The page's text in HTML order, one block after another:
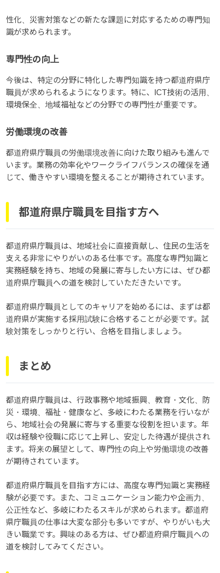
性化、災害対策などの新たな課題に対応するための専門知
識が求められます。
専門性の向上
今後は、特定の分野に特化した専門知識を持つ都道府県庁
職員が求められるようになります。特に、ICT技術の活用、
環境保全、地域福祉などの分野での専門性が重要です。
労働環境の改善
都道府県庁職員の労働環境改善に向けた取り組みも進んで
います。業務の効率化やワークライフバランスの確保を通
じて、働きやすい環境を整えることが期待されています。
都道府県庁職員を目指す方へ
都道府県庁職員は、地域社会に直接貢献し、住民の生活を
支える非常にやりがいのある仕事です。高度な専門知識と
実務経験を持ち、地域の発展に寄与したい方には、ぜひ都
道府県庁職員への道を検討していただきたいです。
都道府県庁職員としてのキャリアを始めるには、まずは都
道府県が実施する採用試験に合格することが必要です。試
験対策をしっかりと行い、合格を目指しましょう。
まとめ
都道府県庁職員は、行政事務や地域振興、教育・文化、防
災・環境、福祉・健康など、多岐にわたる業務を行いなが
ら、地域社会の発展に寄与する重要な役割を担います。年
収は経験や役職に応じて上昇し、安定した待遇が提供され
ます。将来の展望として、専門性の向上や労働環境の改善
が期待されています。
都道府県庁職員を目指す方には、高度な専門知識と実務経
験が必要です。また、コミュニケーション能力や企画力、
公正性など、多岐にわたるスキルが求められます。都道府
県庁職員の仕事は大変な部分も多いですが、やりがいも大
きい職業です。興味のある方は、ぜひ都道府県庁職員への
道を検討してみてください。